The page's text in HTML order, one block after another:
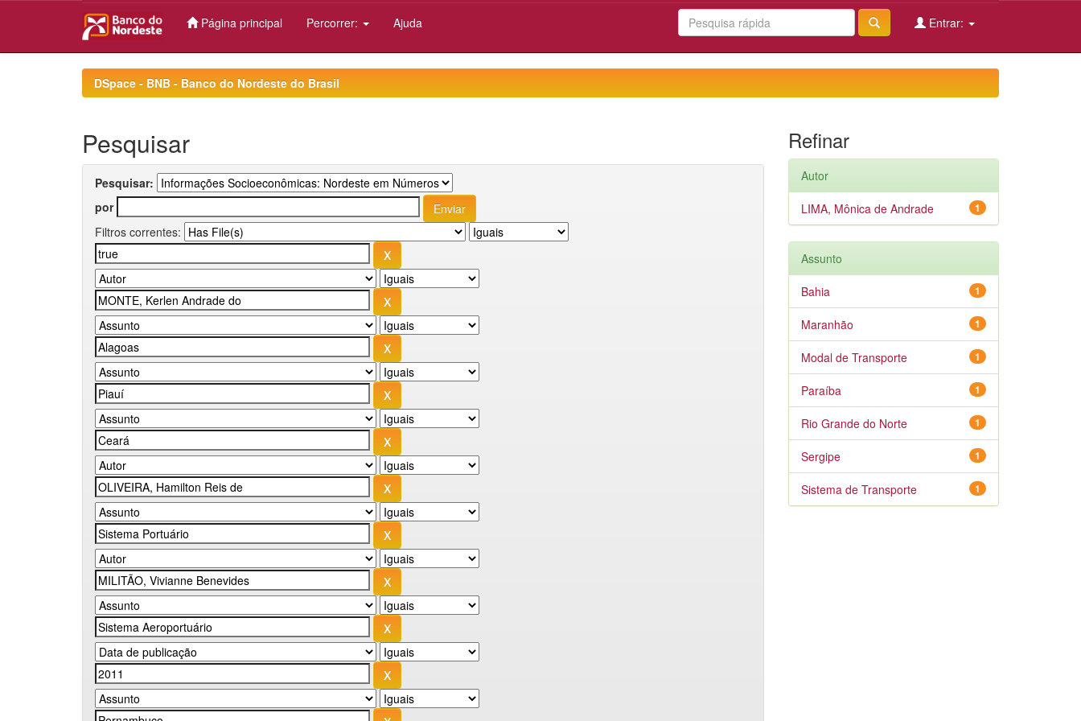
Página principal Percorrer: Ajuda Entrar:
DSpace - BNB - Banco do Nordeste do Brasil
Pesquisar
Pesquisar:
por
Filtros correntes:
Refinar
Autor
1
LIMA, Mônica de Andrade
Assunto
1
Bahia
1
Maranhão
1
Modal de Transporte
1
Paraíba
1
Rio Grande do Norte
1
Sergipe
1
Sistema de Transporte